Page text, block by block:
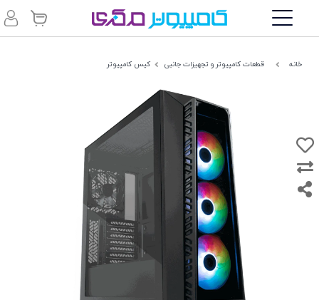
خانه قطعات کامپیوتر و تجهیزات جانبی کیس کامپیوتر